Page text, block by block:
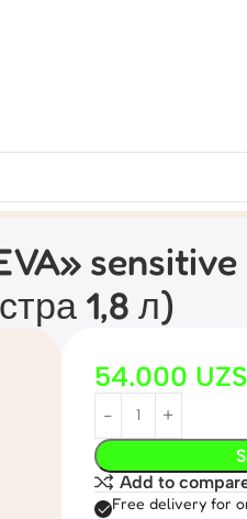
sensitive
1,8 л)
54.000 UZS
Add to
Free delivery for